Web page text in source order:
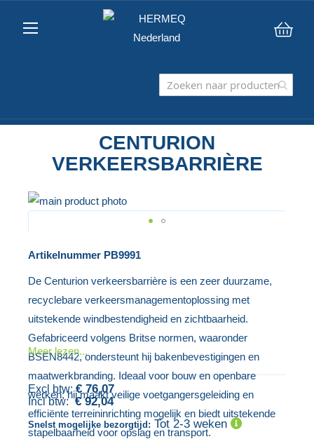
CENTURION
VERKEERSBARRIÈRE
Ga
einde
van
afbeeldingen-
gallerij
naar
het
begin
van
de
afbeeldingen-
gallerij
Artikelnummer PB9991
De Centurion verkeersbarrière is een zeer duurzame,
recyclebare verkeersmanagementoplossing met
uitstekende windbestendigheid en zichtbaarheid.
Gefabriceerd volgens Britse normen, waaronder
BSEN8442, ondersteunt hij bakenbevestigingen en
maatwerkbranding. Ideaal voor bouw en openbare
werken; hij maakt veilige voetgangersgeleiding en
efficiënte terreininrichting mogelijk en biedt uitstekende
stapelbaarheid voor opslag en transport.
Meer lezen...
€ 76,07
€ 92,04
Snelst mogelijke bezorgtijd: Tot 2-3 weken